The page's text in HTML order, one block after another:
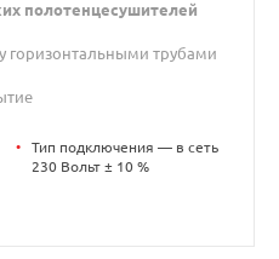
полотенцесушителей
горизонтальными трубами
•
Тип подключения — в сеть
230 Вольт ± 10 %